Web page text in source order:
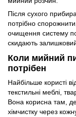
Після сухого
потрібно
очищення систему
скидають
Коли мийний
потрібен
Найбільше користі
текстильні меблі,
Вона корисна там,
хімчистку через